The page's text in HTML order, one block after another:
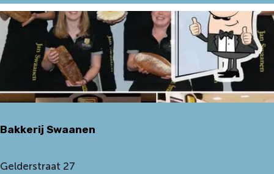
r
o
t
e
u
n
u
:
n
o
h
Bakkerij Swaanen
B
Gelderstraat 27